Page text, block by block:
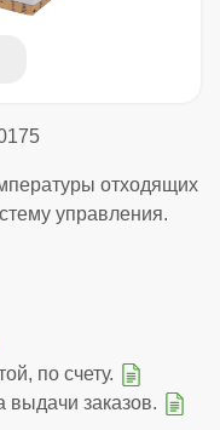
отходящих
управления.
по счету.
выдачи заказов.